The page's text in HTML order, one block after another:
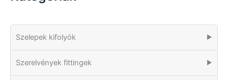
Szelepek kifolyók ▶
Szerelvények fittingek ▶